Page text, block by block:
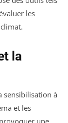
les
la
sensibilisation à
et les
une